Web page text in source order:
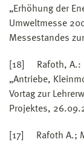
„Erhöhung der
Umweltmesse
Messestandes
[18] Rafoth, A.:
„Antriebe,
Vortag zur
Projektes,
[17] Rafoth A.;